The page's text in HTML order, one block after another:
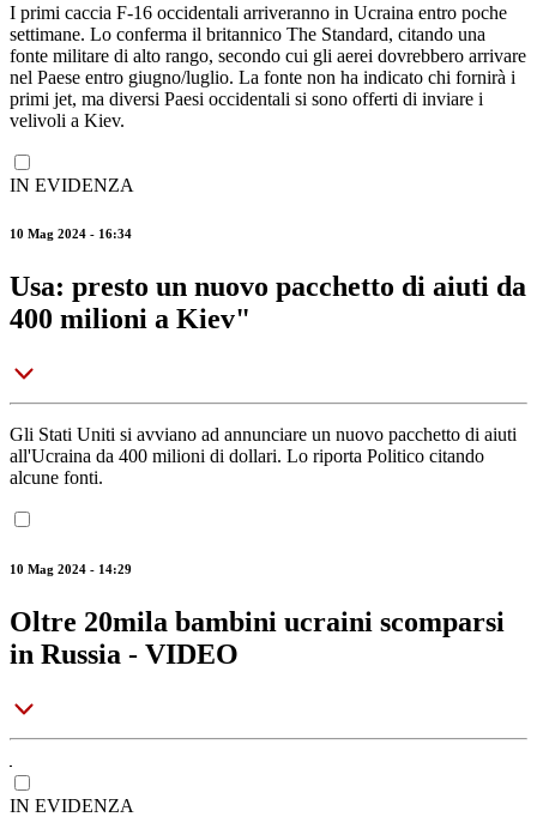
I primi caccia F-16 occidentali arriveranno in Ucraina entro poche
settimane. Lo conferma il britannico The Standard, citando una
fonte militare di alto rango, secondo cui gli aerei dovrebbero arrivare
nel Paese entro giugno/luglio. La fonte non ha indicato chi fornirà i
primi jet, ma diversi Paesi occidentali si sono offerti di inviare i
velivoli a Kiev.
IN EVIDENZA
10 Mag 2024 - 16:34
Usa: presto un nuovo pacchetto di aiuti da
400 milioni a Kiev"
Gli Stati Uniti si avviano ad annunciare un nuovo pacchetto di aiuti
all'Ucraina da 400 milioni di dollari. Lo riporta Politico citando
alcune fonti.
10 Mag 2024 - 14:29
Oltre 20mila bambini ucraini scomparsi
in Russia - VIDEO
IN EVIDENZA